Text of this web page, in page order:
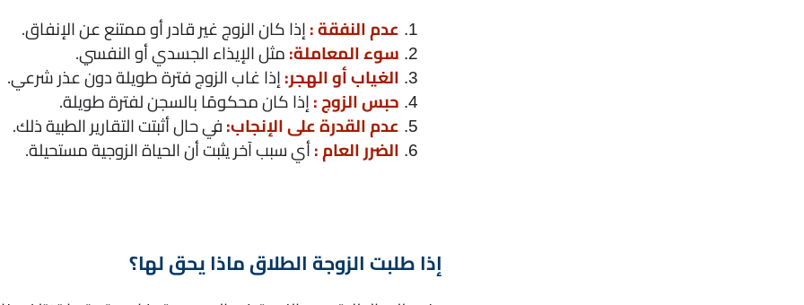
عدم النفقة : إذا كان الزوج غير قادر أو ممتنع عن الإنفاق.
سوء المعاملة: مثل الإيذاء الجسدي أو النفسي.
الغياب أو الهجر: إذا غاب الزوج فترة طويلة دون عذر شرعي.
حبس الزوج : إذا كان محكومًا بالسجن لفترة طويلة.
عدم القدرة على الإنجاب: في حال أثبتت التقارير الطبية ذلك.
الضرر العام :أي سبب آخر يثبت أن الحياة الزوجية مستحيلة.
إذا طلبت الزوجة الطلاق ماذا يحق لها؟